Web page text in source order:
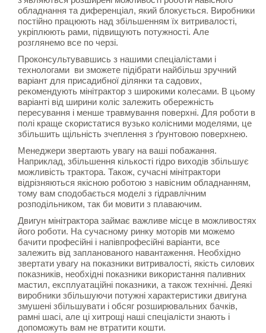
обладнання та диференціал, який блокується. Виробники
постійно працюють над збільшенням їх витривалості,
укріплюють рами, підвищують потужності. Але
розглянемо все по черзі.
Проконсультувавшись з нашими спеціалістами і
технологами ви зможете підібрати найбільш зручний
варіант для присадибної ділянки та садових,
рекомендують мінітрактор з широкими колесами. В цьому
варіанті від ширини коліс залежить обережність
пересування і менше травмування поверхні. Для роботи в
полі краще скористатися вузько колісними моделями, це
збільшить щільність зчеплення з ґрунтовою поверхнею.
Менеджери звертають увагу на ваші побажання.
Наприклад, збільшення кількості гідро виходів збільшує
можливість трактора. Також, сучасні мінітрактори
відрізняються якісною роботою з навісним обладнанням,
тому вам сподобається моделі з гідравлічним
розподільником, так би мовити з плаваючим.
Двигун мінітрактора займає важливе місце в можливостях
його роботи. На сучасному ринку моторів ми можемо
бачити професійні і напівпрофесійні варіанти, все
залежить від запланованого навантаження. Необхідно
звертати увагу на показники витривалості, якість силових
показників, необхідні показники використання паливних
мастил, експлуатаційні показники, а також технічні. Деякі
виробники збільшуючи потужні характеристики двигуна
змушені збільшувати і обсяг розширювальних бачків,
рамні шасі, але ці хитрощі наші спеціалісти знають і
допоможуть вам не втратити кошти.